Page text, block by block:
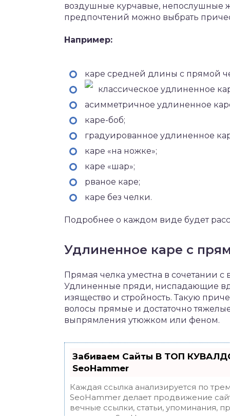
воздушные курчавые, непослушные
предпочтений можно выбрать
Например:
каре средней длины с прямой
классическое удлиненное
асимметричное удлиненное
каре-боб;
градуированное удлиненное
каре «на ножке»;
каре «шар»;
рваное каре;
каре без челки.
Подробнее о каждом виде будет
Удлиненное каре с
Прямая челка уместна в сочетании
Удлиненные пряди, ниспадающие
изящество и стройность. Такую
волосы прямые и достаточно
выпрямления утюжком или феном.
Забиваем Сайты В ТОП
SeoHammer
Каждая ссылка анализируется по
SeoHammer делает продвижение
вечные ссылки, статьи, упоминания,